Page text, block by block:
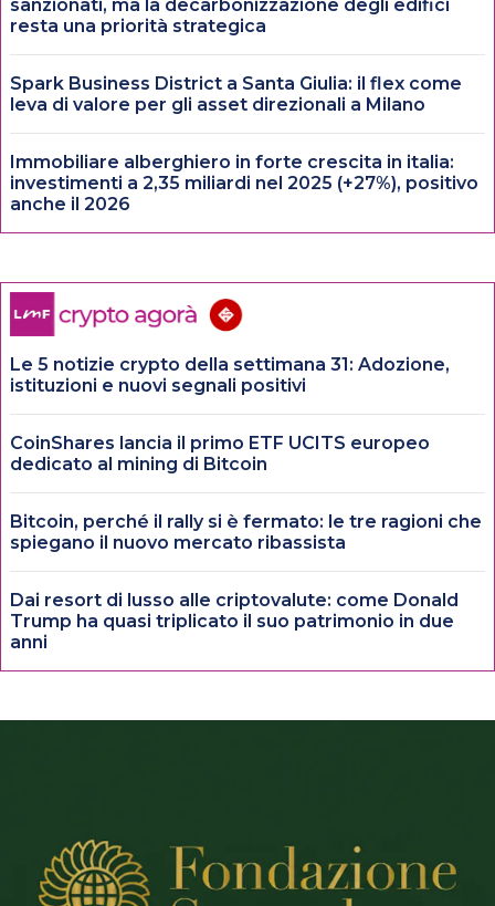
sanzionati, ma la decarbonizzazione degli edifici
resta una priorità strategica
Spark Business District a Santa Giulia: il flex come
leva di valore per gli asset direzionali a Milano
Immobiliare alberghiero in forte crescita in italia:
investimenti a 2,35 miliardi nel 2025 (+27%), positivo
anche il 2026
Le 5 notizie crypto della settimana 31: Adozione,
istituzioni e nuovi segnali positivi
CoinShares lancia il primo ETF UCITS europeo
dedicato al mining di Bitcoin
Bitcoin, perché il rally si è fermato: le tre ragioni che
spiegano il nuovo mercato ribassista
Dai resort di lusso alle criptovalute: come Donald
Trump ha quasi triplicato il suo patrimonio in due
anni